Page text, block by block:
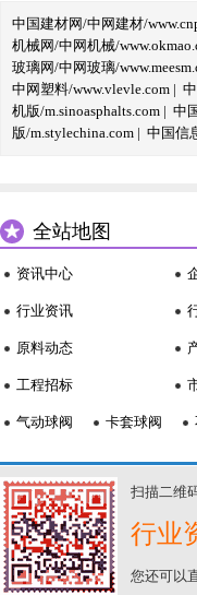
中国建材网/中网建材/
机械网/中网机械/
玻璃网/中网玻璃/
中网塑料/www.vlevle.com |
机版/m.sinoasphalts.com | 中
版/m.stylechina.com | 中国信
全站地图
资讯中心
行业资讯
原料动态
工程招标
气动球阀 卡套球阀
扫描二维
行业
您还可以